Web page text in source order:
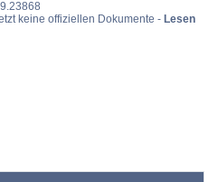
keine offiziellen Dokumente - Lesen